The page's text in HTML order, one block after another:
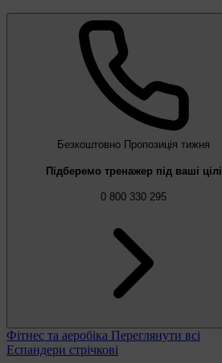
Безкоштовно Пропозиція тижня
Підберемо тренажер під ваші цілі
0 800 330 295
Фітнес та аеробіка Переглянути всі
Еспандери стрічкові